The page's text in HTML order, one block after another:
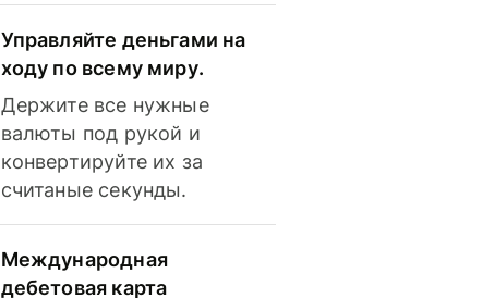
Управляйте деньгами на
ходу по всему миру.
Держите все нужные
валюты под рукой и
конвертируйте их за
считаные секунды.
Международная
дебетовая карта